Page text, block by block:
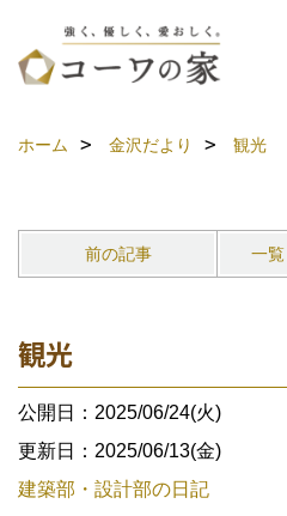
ホーム 金沢だより 観光
前の記事 一覧
観光
公開日：2025/06/24(火)
更新日：2025/06/13(金)
建築部・設計部の日記